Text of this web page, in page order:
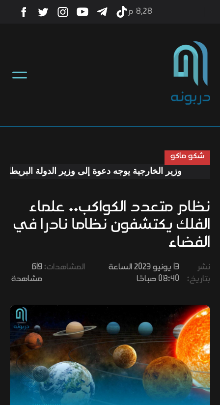
أخبار
رياضة
صحة
ثقافة
وفنون
8٫28 م
شكو ماكو
وزير الخارجية يوجه دعوة إلى وزير الدولة البريطاني
نظام متعدد الكواكب.. علماء
الفلك يكتشفون نظاما نادرا في
الفضاء
نشر
بتاريخ:
13 يونيو 2023 الساعة
08:40 صباحًا
المشاهدات:619
مشاهدة